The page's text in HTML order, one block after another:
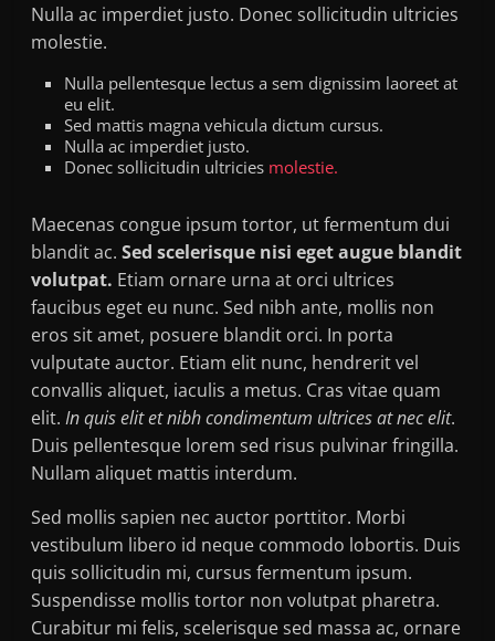
Nulla ac imperdiet justo. Donec sollicitudin ultricies
molestie.
Nulla pellentesque lectus a sem dignissim laoreet at
eu elit.
Sed mattis magna vehicula dictum cursus.
Nulla ac imperdiet justo.
Donec sollicitudin ultricies molestie.
Maecenas congue ipsum tortor, ut fermentum dui
blandit ac.Sed scelerisque nisi eget augue blandit
volutpat. Etiam ornare urna at orci ultrices
faucibus eget eu nunc. Sed nibh ante, mollis non
eros sit amet, posuere blandit orci. In porta
vulputate auctor. Etiam elit nunc, hendrerit vel
convallis aliquet, iaculis a metus. Cras vitae quam
elit.In quis elit et nibh condimentum ultrices at nec elit.
Duis pellentesque lorem sed risus pulvinar fringilla.
Nullam aliquet mattis interdum.
Sed mollis sapien nec auctor porttitor. Morbi
vestibulum libero id neque commodo lobortis. Duis
quis sollicitudin mi, cursus fermentum ipsum.
Suspendisse mollis tortor non volutpat pharetra.
Curabitur mi felis, scelerisque sed massa ac, ornare